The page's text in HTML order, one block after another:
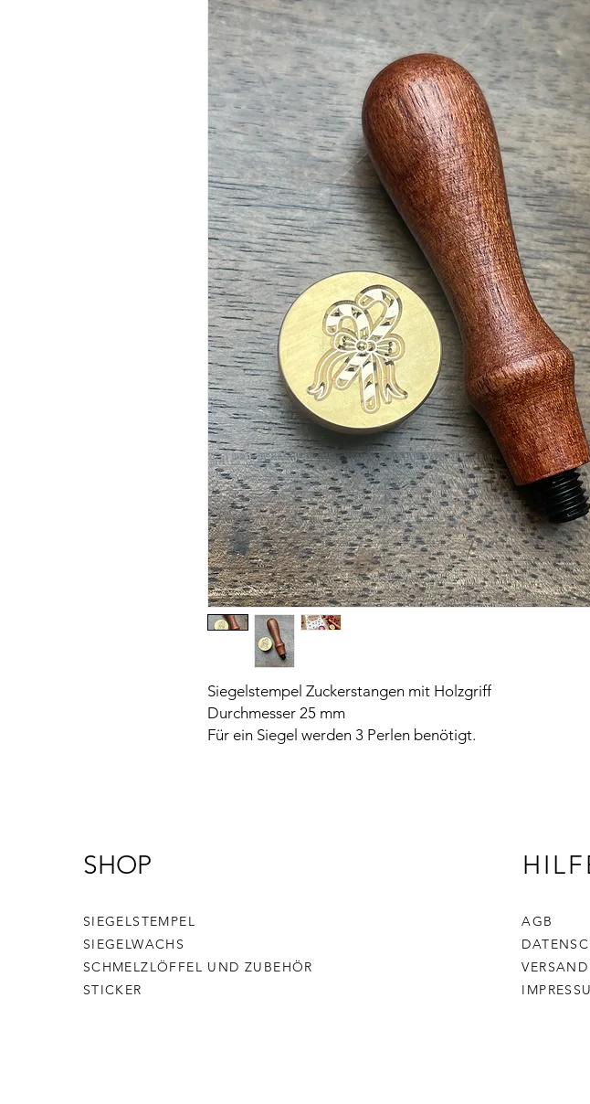
Siegelstempel Zuckerstangen mit Holzgriff
Durchmesser 25 mm
Für ein Siegel werden 3 Perlen benötigt.
SHOP
SIEGELSTEMPEL
SIEGELWACHS
SCHMELZLÖFFEL UND ZUBEHÖR
STICKER
AGB